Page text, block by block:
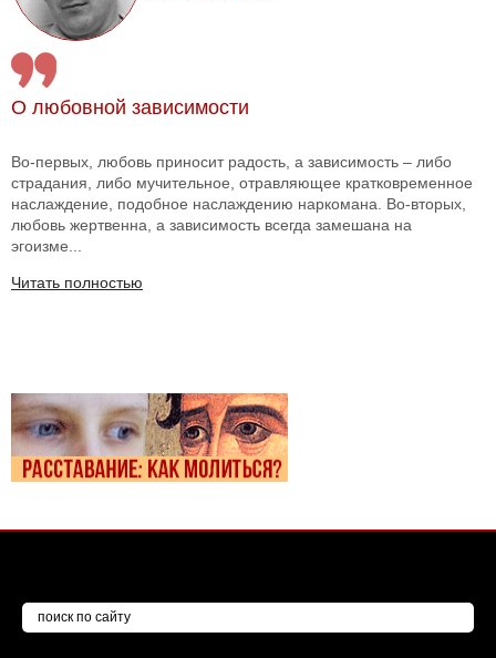
О любовной зависимости
Во-первых, любовь приносит радость, а зависимость – либо
страдания, либо мучительное, отравляющее кратковременное
наслаждение, подобное наслаждению наркомана. Во-вторых,
любовь жертвенна, а зависимость всегда замешана на
эгоизме...
Читать полностью